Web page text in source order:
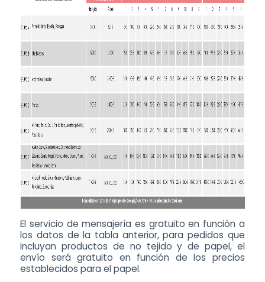
El servicio de mensajería es gratuito en función a
los datos de la tabla anterior, para pedidos que
incluyan productos de no tejido y de papel, el
envío será gratuito en función de los precios
establecidos para el papel.